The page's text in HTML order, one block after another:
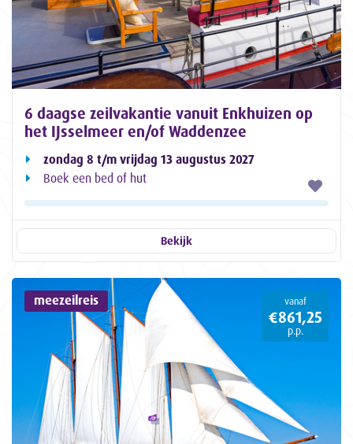
6 daagse zeilvakantie vanuit Enkhuizen op
het IJsselmeer en/of Waddenzee
zondag 8 t/m vrijdag 13 augustus 2027
Boek een bed of hut
Bekijk
meezeilreis vanaf
€861,25
p.p.